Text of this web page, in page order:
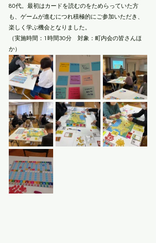
80代。最初はカードを読むのをためらっていた方
も、ゲームが進むにつれ積極的にご参加いただき、
楽しく学ぶ機会となりました。
（実施時間：1時間30分　対象：町内会の皆さんほ
か）